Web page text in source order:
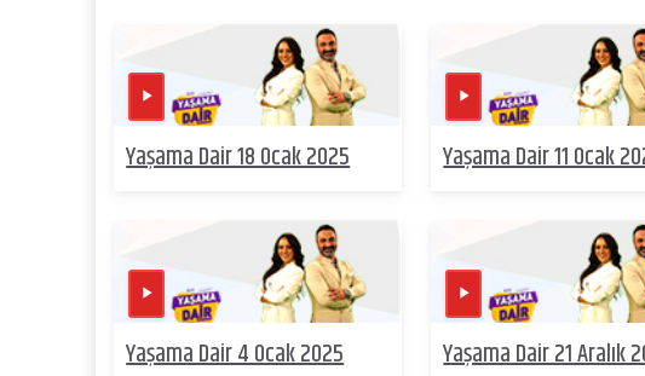
Yaşama Dair 18 Ocak 2025 Yaşama Dair 11 Ocak
Yaşama Dair 4 Ocak 2025 Yaşama Dair 21 Aralık